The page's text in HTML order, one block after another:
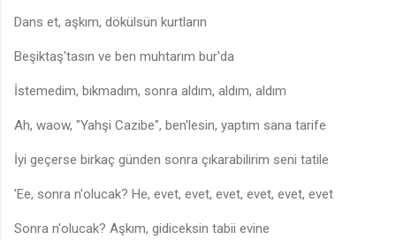
Dans et, aşkım, dökülsün kurtların
Beşiktaş'tasın ve ben muhtarım bur'da
İstemedim, bıkmadım, sonra aldım, aldım, aldım
Ah, waow, "Yahşi Cazibe", ben'lesin, yaptım sana tarife
İyi geçerse birkaç günden sonra çıkarabilirim seni tatile
'Ee, sonra n'olucak? He, evet, evet, evet, evet, evet, evet
Sonra n'olucak? Aşkım, gidiceksin tabii evine